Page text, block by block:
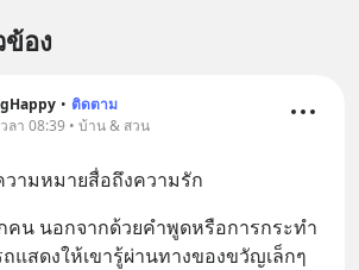
อง
• ติดตาม
ลา 08:39 • บ้าน & สวน
ามหมายสื่อถึงความรัก
คน นอกจากด้วยคำพูดหรือการกระทำ
ถแสดงให้เขารู้ผ่านทางของขวัญเล็กๆ